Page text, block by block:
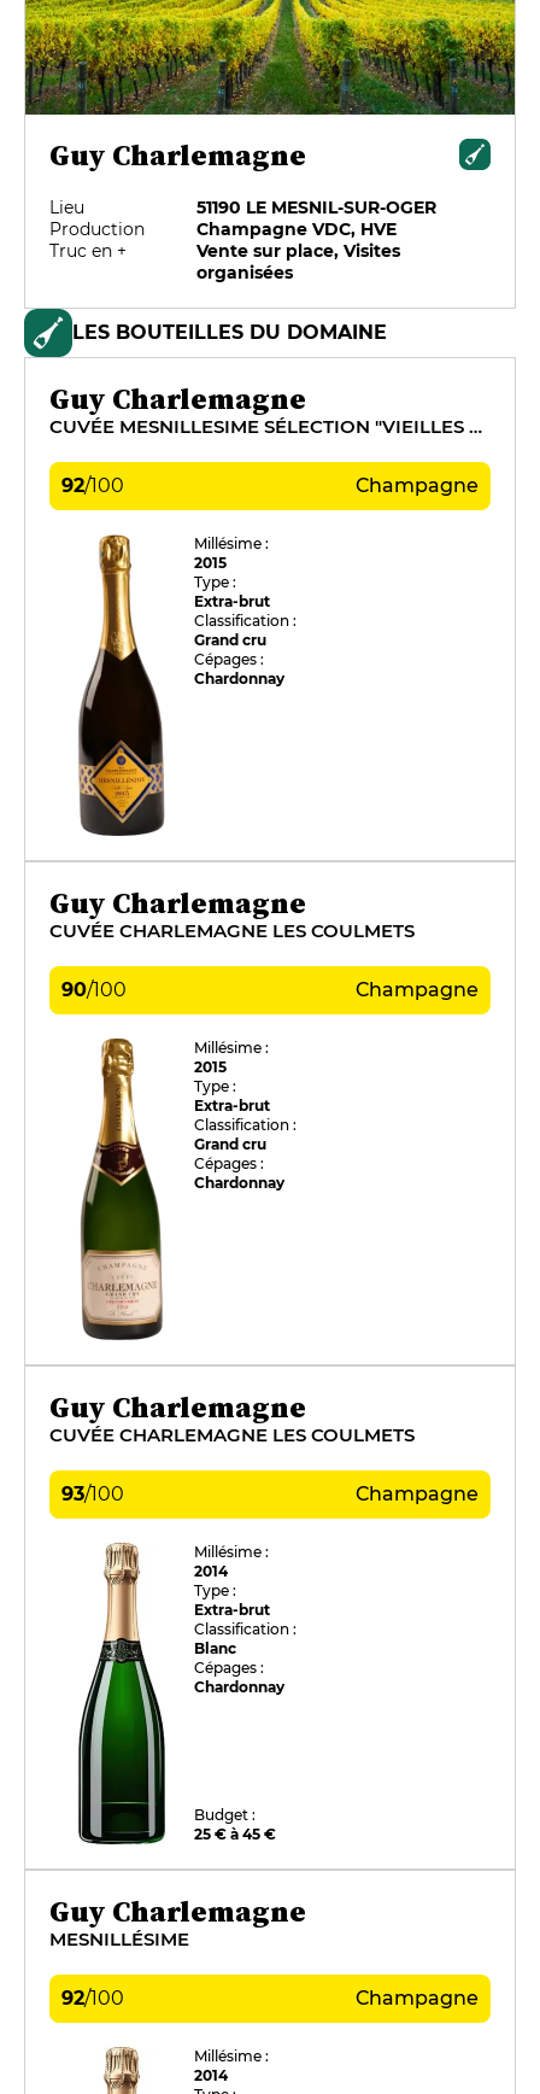
Guy Charlemagne
Lieu
51190 LE MESNIL-SUR-OGER
Production
Champagne VDC, HVE
Truc en +
Vente sur place, Visites
organisées
LES BOUTEILLES DU DOMAINE
Guy Charlemagne
CUVÉE MESNILLESIME SÉLECTION "VIEILLES VIGNES"
92/100 Champagne
Millésime :
2015
Type :
Extra-brut
Classification :
Grand cru
Cépages :
Chardonnay
Guy Charlemagne
CUVÉE CHARLEMAGNE LES COULMETS
90/100 Champagne
Millésime :
2015
Type :
Extra-brut
Classification :
Grand cru
Cépages :
Chardonnay
Guy Charlemagne
CUVÉE CHARLEMAGNE LES COULMETS
93/100 Champagne
Millésime :
2014
Type :
Extra-brut
Classification :
Blanc
Cépages :
Chardonnay
Budget :
25 € à 45 €
Guy Charlemagne
MESNILLÉSIME
92/100 Champagne
Millésime :
2014